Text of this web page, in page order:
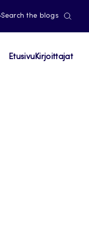
Search the blogs
EtusivuKirjoittajat